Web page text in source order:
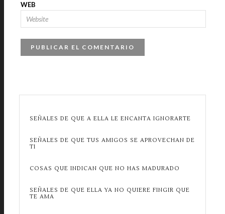
WEB
SEÑALES DE QUE A ELLA LE ENCANTA IGNORARTE
SEÑALES DE QUE TUS AMIGOS SE APROVECHAN DE
TI
COSAS QUE INDICAN QUE NO HAS MADURADO
SEÑALES DE QUE ELLA YA NO QUIERE FINGIR QUE
TE AMA